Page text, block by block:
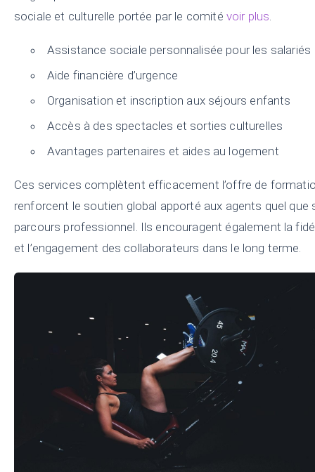
sociale et culturelle portée par le comité voir plus
Assistance sociale personnalisée pour les salariés
Aide financière d’urgence
Organisation et inscription aux séjours enfants
Accès à des spectacles et sorties culturelles
Avantages partenaires et aides au logement
Ces services complètent efficacement l’offre de
renforcent le soutien global apporté aux agents quel que
parcours professionnel. Ils encouragent également la
et l’engagement des collaborateurs dans le long terme.